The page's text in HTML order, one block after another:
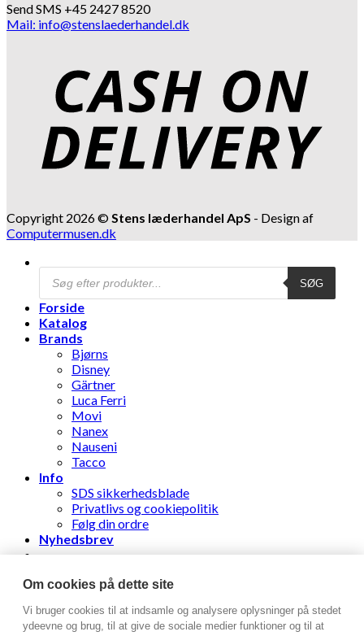
Send SMS +45 2427 8520
Mail: info@stenslaederhandel.dk
Copyright 2026 © Stens læderhandel ApS - Design af
Computermusen.dk
Products
search
SØG
Forside
Katalog
Brands
Bjørns
Disney
Gärtner
Luca Ferri
Movi
Nanex
Nauseni
Tacco
Info
SDS sikkerhedsblade
Privatlivs og cookiepolitik
Følg din ordre
Nyhedsbrev
Log ind
Om cookies på dette site
Vi bruger cookies til at indsamle og analysere oplysninger på stedet
ydeevne og brug, til at give de sociale medier funktioner og til at